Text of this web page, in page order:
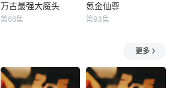
万古最强大魔头
万古最强大魔头
第66集
氪金仙尊
氪金仙尊
第93集
更多